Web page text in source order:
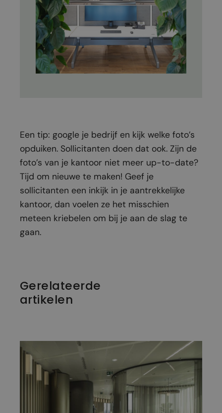
Een tip: google je bedrijf en kijk welke foto’s
opduiken. Sollicitanten doen dat ook. Zijn de
foto’s van je kantoor niet meer up-to-date?
Tijd om nieuwe te maken! Geef je
sollicitanten een inkijk in je aantrekkelijke
kantoor, dan voelen ze het misschien
meteen kriebelen om bij je aan de slag te
gaan.
Gerelateerde
artikelen